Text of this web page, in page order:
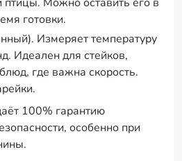
готовки.
Измеряет температуру
Идеален для стейков,
где важна скорость.
100% гарантию
особенно при